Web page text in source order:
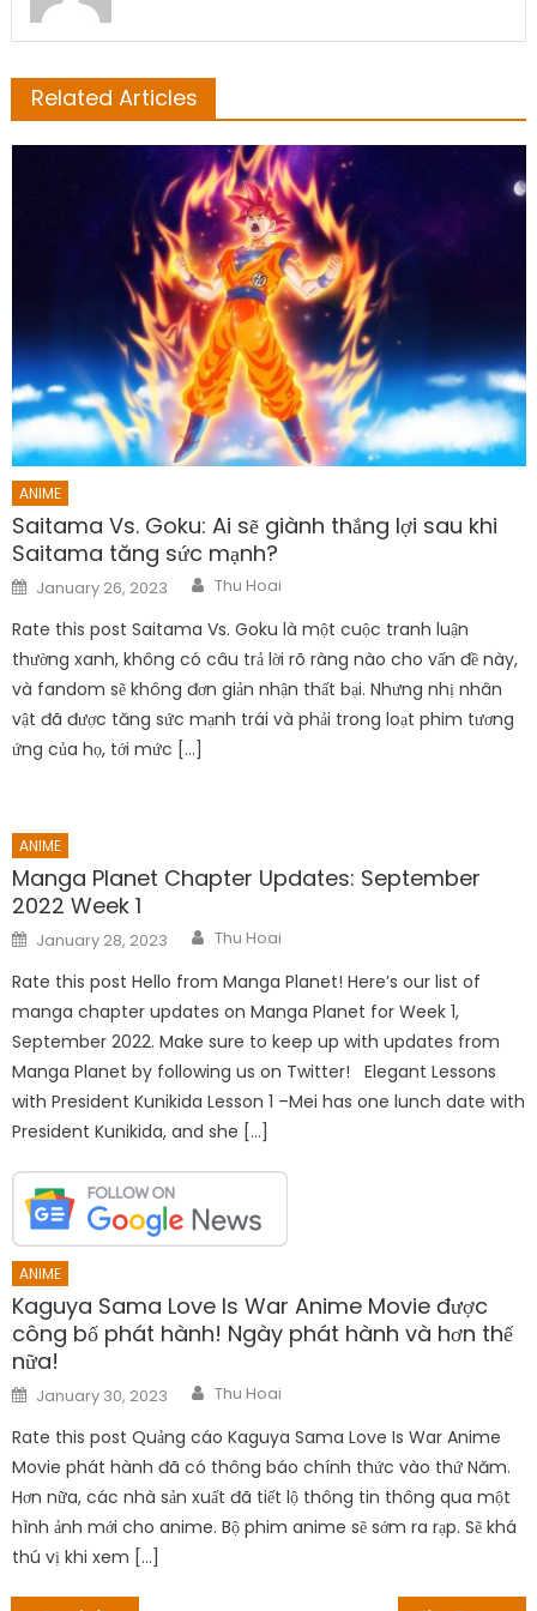
Related Articles
ANIME
Saitama Vs. Goku: Ai sẽ giành thắng lợi sau khi
Saitama tăng sức mạnh?
Posted
on
January 26, 2023 Author
Thu Hoai
Rate this post Saitama Vs. Goku là một cuộc tranh luận
thường xanh, không có câu trả lời rõ ràng nào cho vấn đề này,
và fandom sẽ không đơn giản nhận thất bại. Nhưng nhị nhân
vật đã được tăng sức mạnh trái và phải trong loạt phim tương
ứng của họ, tới mức […]
ANIME
Manga Planet Chapter Updates: September
2022 Week 1
Posted
on
January 28, 2023 Author
Thu Hoai
Rate this post Hello from Manga Planet! Here’s our list of
manga chapter updates on Manga Planet for Week 1,
September 2022. Make sure to keep up with updates from
Manga Planet by following us on Twitter! Elegant Lessons
with President Kunikida Lesson 1 –Mei has one lunch date with
President Kunikida, and she […]
ANIME
Kaguya Sama Love Is War Anime Movie được
công bố phát hành! Ngày phát hành và hơn thế
nữa!
Posted
on
January 30, 2023 Author
Thu Hoai
Rate this post Quảng cáo Kaguya Sama Love Is War Anime
Movie phát hành đã có thông báo chính thức vào thứ Năm.
Hơn nữa, các nhà sản xuất đã tiết lộ thông tin thông qua một
hình ảnh mới cho anime. Bộ phim anime sẽ sớm ra rạp. Sẽ khá
thú vị khi xem […]